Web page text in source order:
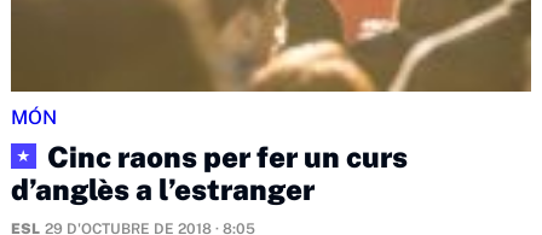
MÓN
★
Cinc raons per fer un curs
d’anglès a l’estranger
ESL 29 D'OCTUBRE DE 2018 · 8:05